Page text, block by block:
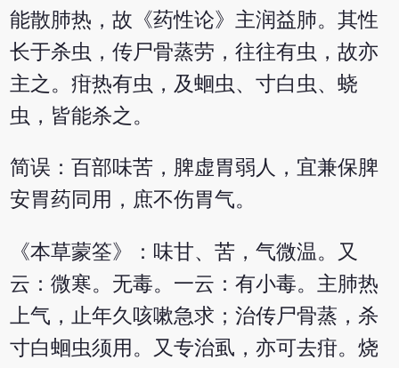
能散肺热，故《药性论》主润益肺。其性
长于杀虫，传尸骨蒸劳，往往有虫，故亦
主之。疳热有虫，及蛔虫、寸白虫、蛲
虫，皆能杀之。
简误：百部味苦，脾虚胃弱人，宜兼保脾
安胃药同用，庶不伤胃气。
《本草蒙筌》：味甘、苦，气微温。又
云：微寒。无毒。一云：有小毒。主肺热
上气，止年久咳嗽急求；治传尸骨蒸，杀
寸白蛔虫须用。又专治虱，亦可去疳。烧